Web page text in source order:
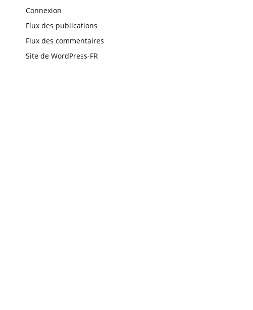
Connexion
Flux des publications
Flux des commentaires
Site de WordPress-FR